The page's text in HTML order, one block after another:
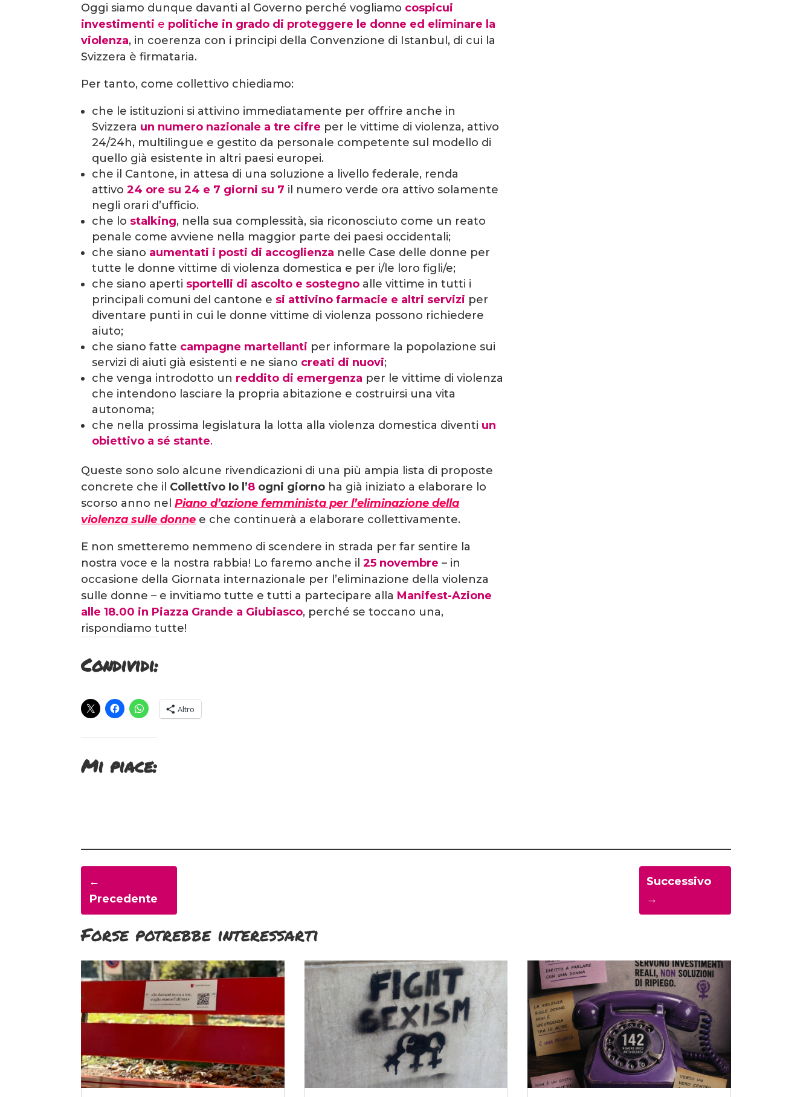
Oggi siamo dunque davanti al Governo perché vogliamo cospicui
investimenti e politiche in grado di proteggere le donne ed eliminare la
violenza, in coerenza con i principi della Convenzione di Istanbul, di cui la
Svizzera è firmataria.
Per tanto, come collettivo chiediamo:
che le istituzioni si attivino immediatamente per offrire anche in
Svizzera un numero nazionale a tre cifre per le vittime di violenza, attivo
24/24h, multilingue e gestito da personale competente sul modello di
quello già esistente in altri paesi europei.
che il Cantone, in attesa di una soluzione a livello federale, renda
attivo24 ore su 24 e 7 giorni su 7 il numero verde ora attivo solamente
negli orari d’ufficio.
che lo stalking, nella sua complessità, sia riconosciuto come un reato
penale come avviene nella maggior parte dei paesi occidentali;
che siano aumentati i posti di accoglienza nelle Case delle donne per
tutte le donne vittime di violenza domestica e per i/le loro figli/e;
che siano aperti sportelli di ascolto e sostegno alle vittime in tutti i
principali comuni del cantone e si attivino farmacie e altri servizi per
diventare punti in cui le donne vittime di violenza possono richiedere
aiuto;
che siano fatte campagne martellanti per informare la popolazione sui
servizi di aiuti già esistenti e ne siano creati di nuovi;
che venga introdotto un reddito di emergenza per le vittime di violenza
che intendono lasciare la propria abitazione e costruirsi una vita
autonoma;
che nella prossima legislatura la lotta alla violenza domestica diventi un
obiettivo a sé stante.
Queste sono solo alcune rivendicazioni di una più ampia lista di proposte
concrete che il Collettivo Io l’8 ogni giorno ha già iniziato a elaborare lo
scorso anno nelPiano d’azione femminista per l’eliminazione della
violenza sulle donne e che continuerà a elaborare collettivamente.
E non smetteremo nemmeno di scendere in strada per far sentire la
nostra voce e la nostra rabbia! Lo faremo anche il25 novembre – in
occasione della Giornata internazionale per l’eliminazione della violenza
sulle donne – e invitiamo tutte e tutti a partecipare alla Manifest-Azione
alle 18.00 in Piazza Grande a Giubiasco, perché se toccano una,
rispondiamo tutte!
Condividi:
Altro
Mi piace:
←
Precedente
Successivo
→
Forse potrebbe interessarti